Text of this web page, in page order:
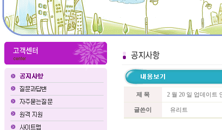
제 목 2 월 20 일 업데이트
글쓴이 유리트